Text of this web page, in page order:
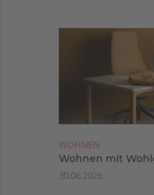
WOHNEN
Wohnen mit
30.06.2026